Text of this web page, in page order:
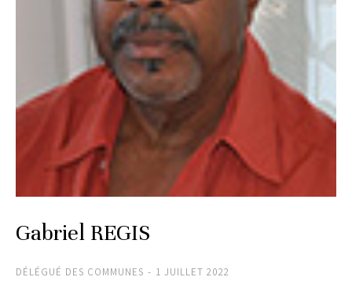
Gabriel REGIS
DÉLÉGUÉ DES COMMUNES 1 JUILLET 2022